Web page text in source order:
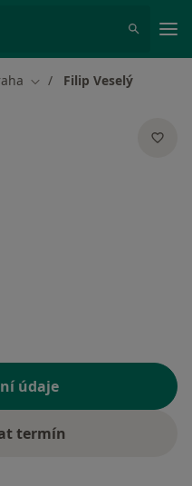
Změna města
Filip Veselý
údaje
termín